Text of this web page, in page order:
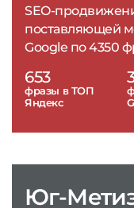
SEO-
поставляющей
Google по 4350
653
фразы в ТОП
Яндекс
Юг-